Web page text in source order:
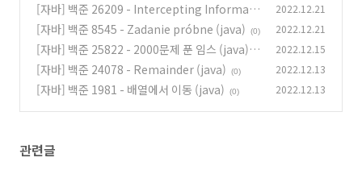
        }
int
for (int i = 1; i < n+k+1 && sum < m; i++) {
if (matching(i)) {
                sum++;
                v =
new boolean [m+
        }
    }
[자바] 백준 26209 - Intercepting Informati
on (java)
(0)
2022.12.21
[자바] 백준 8545 - Zadanie próbne (java) (0) 2022.12.21
[자바] 백준 25822 - 2000문제 푼 임스 (java)
(0)
2022.12.15
[자바] 백준 24078 - Remainder (java) (0) 2022.12.13
[자바] 백준 1981 - 배열에서 이동 (java) (0) 2022.12.13
관련글